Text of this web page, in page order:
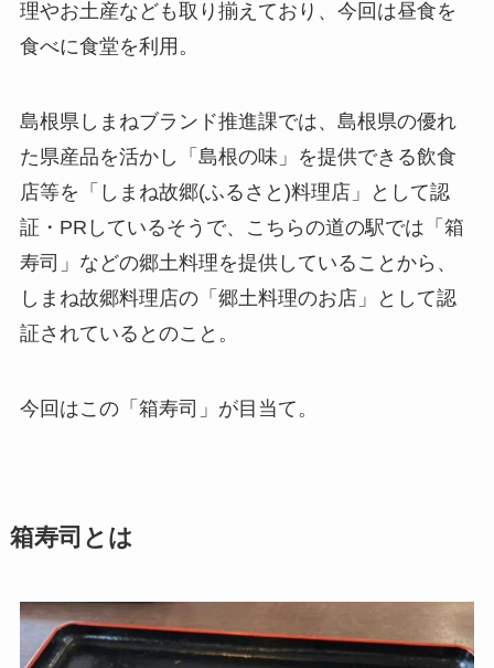
理やお土産なども取り揃えており、今回は昼食を
食べに食堂を利用。
島根県しまねブランド推進課では、島根県の優れ
た県産品を活かし「島根の味」を提供できる飲食
店等を「しまね故郷(ふるさと)料理店」として認
証・PRしているそうで、こちらの道の駅では「箱
寿司」などの郷土料理を提供していることから、
しまね故郷料理店の「郷土料理のお店」として認
証されているとのこと。
今回はこの「箱寿司」が目当て。
箱寿司とは